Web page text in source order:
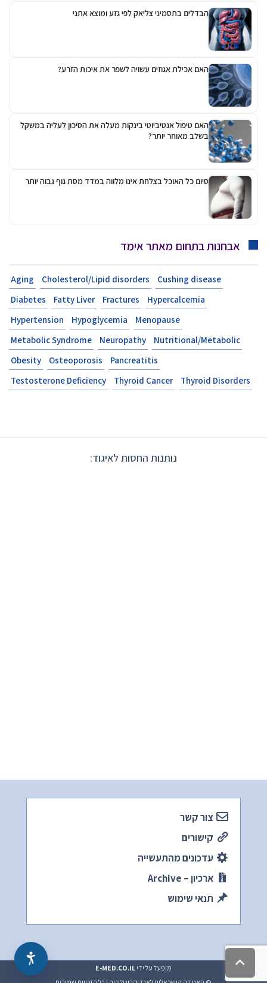
הבדלים בתסמיני צליאק לפי גזע ומוצא אתני
האם אכילת אגוזים עשויה לשפר את איכות הזרע?
האם טיפול אנטיביוטי בינקות מעלה את הסיכון לעליה במשקל
בשלב מאוחר יותר?
סיום כל האוכל בצלחת אינו מלווה במדד מסת גוף גבוה יותר
אבחנות בתחום מאתר אימד
Aging Cholesterol/Lipid disorders
Cushing disease
Diabetes
Fatty Liver Fractures
Hypercalcemia
Hypertension
Hypoglycemia
Menopause
Metabolic Syndrome
Neuropathy
Nutritional/Metabolic
Obesity
Osteoporosis
Pancreatitis
Testosterone Deficiency
Thyroid Cancer Thyroid Disorders
נותנות החסות לאיגוד:
צור קשר
קישורים
עדכונים מהתעשייה
ארכיון – Archive
תנאי שימוש
מופעל על ידי E-MED.CO.IL
גלילה
לראש